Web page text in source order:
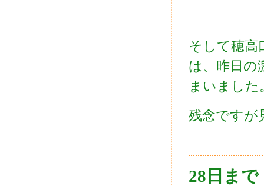
そして穂高
は、昨日の
まいました
残念ですが
28日まで